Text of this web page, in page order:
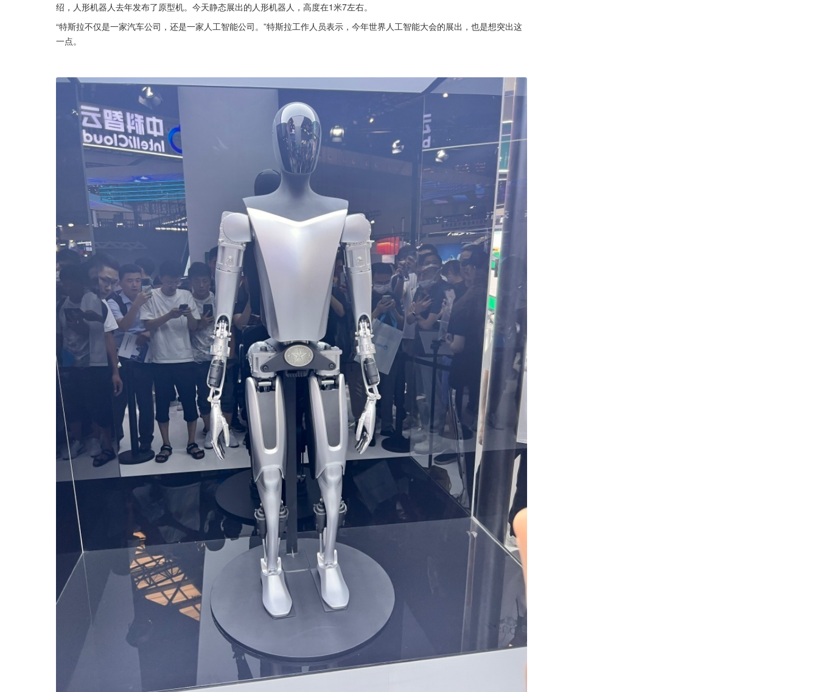
绍，人形机器人去年发布了原型机。今天静态展出的人形机器人，高度在1米7左右。
“特斯拉不仅是一家汽车公司，还是一家人工智能公司。”特斯拉工作人员表示，今年世界人工智能大会的展出，也是想突出这
一点。